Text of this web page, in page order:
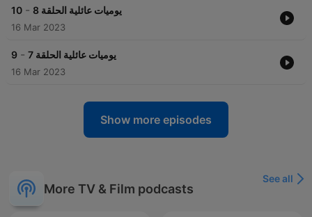
10 - يوميات عائلية الحلقة 8
16 Mar 2023
9 - يوميات عائلية الحلقة 7
16 Mar 2023
Show more episodes
More TV & Film podcasts
See all